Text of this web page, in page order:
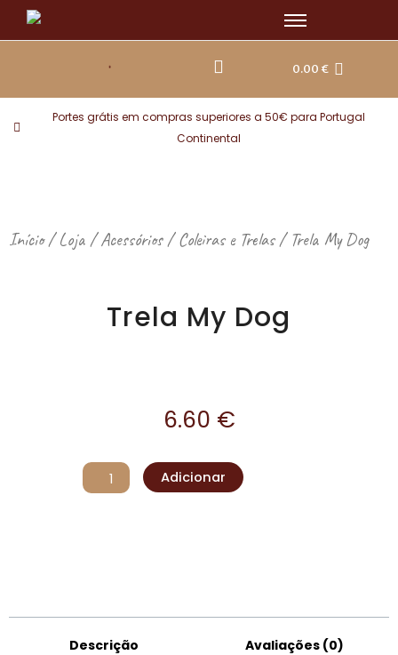
0.00€
Portes grátis em compras superiores a 50€ para Portugal
Continental
Início/Loja /Acessórios/Coleiras e Trelas/ Trela My Dog
Trela My Dog
6.60 €
Quantidade
de
Adicionar
Descrição Avaliações (0)